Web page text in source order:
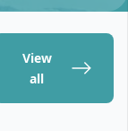
View
all